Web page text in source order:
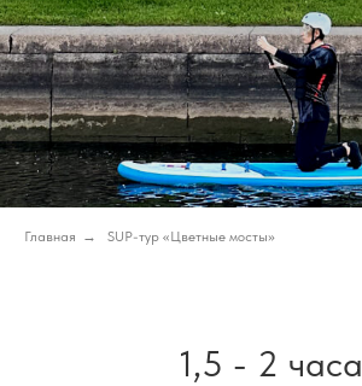
Главная → SUP-тур «Цветные мосты»
1,5 - 2 часа